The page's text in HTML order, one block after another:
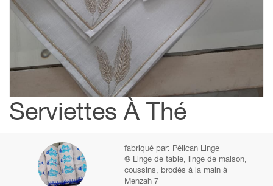
Serviettes À Thé
fabriqué par: Pélican Linge
@ Linge de table, linge de maison,
coussins, brodés à la main à
Menzah 7